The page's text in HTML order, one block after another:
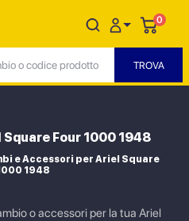
0
Four 1000 1948
e Accessori per Ariel Square
1948
o accessori per la tua Ariel